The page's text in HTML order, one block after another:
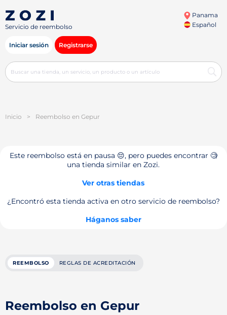
Servicio de reembolso
Panama
Español
Iniciar sesión Registrarse
Inicio > Reembolso en Gepur
Este reembolso está en pausa 😔, pero puedes encontrar 🧐
una tienda similar en Zozi.
Ver otras tiendas
¿Encontró esta tienda activa en otro servicio de reembolso?
Háganos saber
REEMBOLSO REGLAS DE ACREDITACIÓN
Reembolso en Gepur